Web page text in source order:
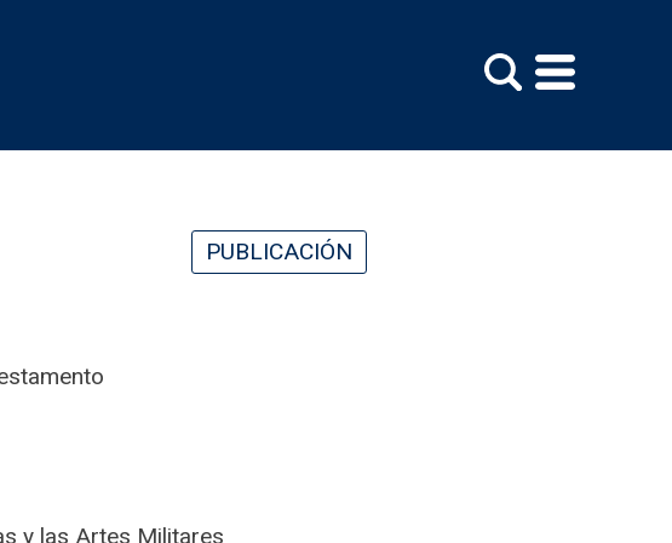
PUBLICACIÓN
y las Artes Militares